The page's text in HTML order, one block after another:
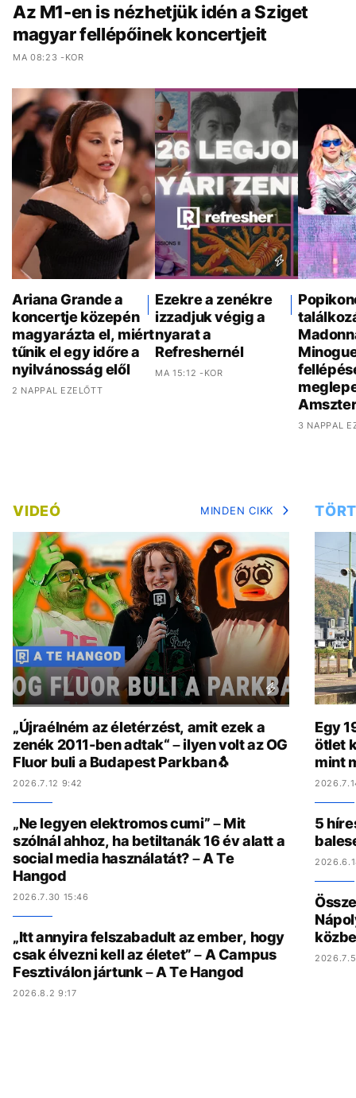
Az M1-en is nézhetjük idén a Sziget
magyar fellépőinek koncertjeit
MA 08:23 -KOR
Ariana Grande a
koncertje közepén
magyarázta el, miért
tűnik el egy időre a
nyilvánosság elől
2 NAPPAL EZELŐTT
Ezekre a zenékre
izzadjuk végig a
nyarat a
Refreshernél
MA 15:12 -KOR
3 NAPPAL
VIDEÓ MINDEN CIKK
„Újraélném az életérzést, amit ezek a
zenék 2011-ben adtak“ – ilyen volt az OG
Fluor buli a Budapest Parkban🐧
2026.7.12 9:42
„Ne legyen elektromos cumi” – Mit
szólnál ahhoz, ha betiltanák 16 év alatt a
social media használatát? – A Te
Hangod
2026.7.30 15:46
„Itt annyira felszabadult az ember, hogy
csak élvezni kell az életet” – A Campus
Fesztiválon jártunk – A Te Hangod
2026.8.2 9:17
Egy
ötlet
mint
5